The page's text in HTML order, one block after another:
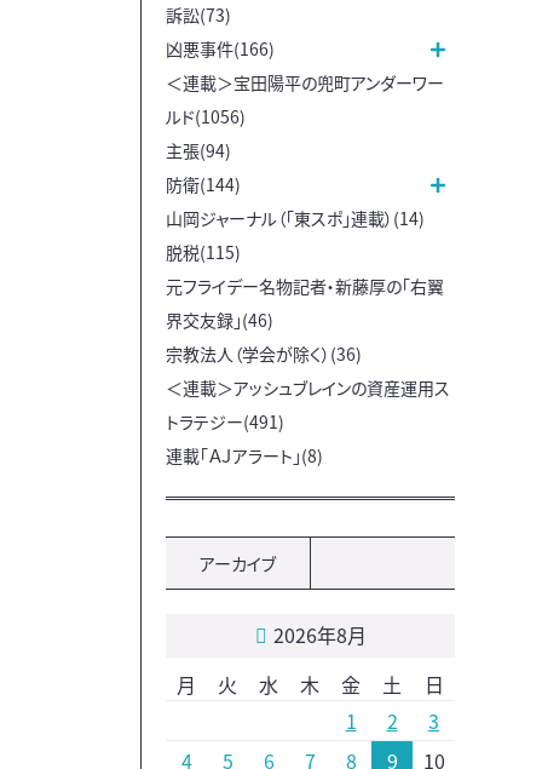
訴訟(73)
凶悪事件(166)
＜連載＞宝田陽平の兜町アンダーワー
ルド(1056)
主張(94)
防衛(144)
山岡ジャーナル（「東スポ」連載）(14)
脱税(115)
元フライデー名物記者・新藤厚の「右翼
界交友録」(46)
宗教法人（学会が除く）(36)
＜連載＞アッシュブレインの資産運用ス
トラテジー(491)
連載「ＡＪアラート」(8)
アーカイブ
2026年8月
月
火 水 木 金 土
日
1
2
3
4
5 6 7 8 9 10